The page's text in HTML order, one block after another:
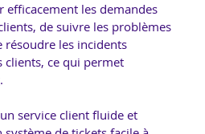
efficacement les demandes
de suivre les problèmes
résoudre les incidents
clients, ce qui permet
service client fluide et